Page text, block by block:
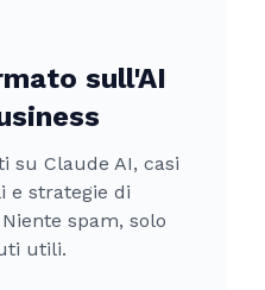
sull'AI
su Claude AI, casi
e strategie di
spam, solo
utili.